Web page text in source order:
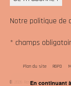
Notre politique de
* champs
Plan du site RGPD
© 2026 Rose Framboise, marque
En continuant